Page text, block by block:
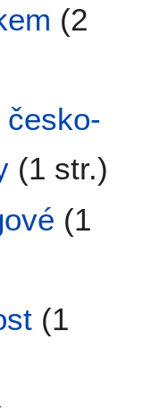
(2
(1 str.)
(1
(1